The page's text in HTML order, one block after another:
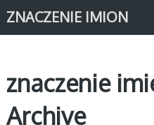
ZNACZENIE IMION
znaczenie
Archive